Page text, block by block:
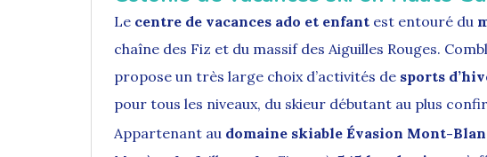
Le centre de vacances ado et enfant est entouré du
chaîne des Fiz et du massif des Aiguilles Rouges.
propose un très large choix d’activités de sports
pour tous les niveaux, du skieur débutant au plus
Appartenant au domaine skiable Évasion Mont-